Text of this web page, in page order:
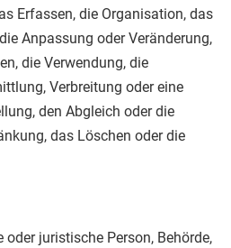
Erfassen, die Organisation, das
Anpassung oder Veränderung,
die Verwendung, die
Verbreitung oder eine
den Abgleich oder die
das Löschen oder die
oder juristische Person, Behörde,